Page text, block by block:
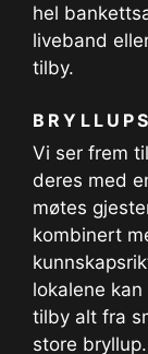
hel
liveband
tilby.
Vi ser frem
deres med
møtes
kombinert
lokalene
tilby alt fra
store